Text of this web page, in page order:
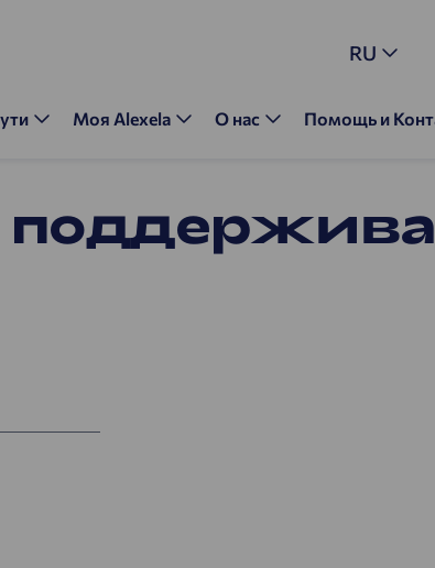
RU
Моя Alexela О нас Помощь и